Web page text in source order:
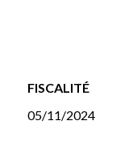
FISCALITÉ
05/11/2024